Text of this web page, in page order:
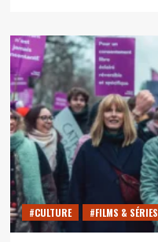
#CULTURE #FILMS & SÉRIES